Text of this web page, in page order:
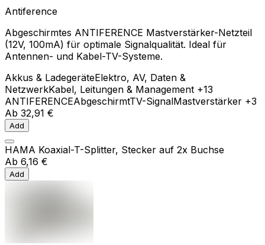
Antiference
Abgeschirmtes ANTIFERENCE Mastverstärker-Netzteil
(12V, 100mA) für optimale Signalqualität. Ideal für
Antennen- und Kabel-TV-Systeme.
Akkus & LadegeräteElektro, AV, Daten &
NetzwerkKabel, Leitungen & Management +13
ANTIFERENCEAbgeschirmtTV-SignalMastverstärker +3
Ab 32,91 €
Add
HAMA Koaxial-T-Splitter, Stecker auf 2x Buchse
Ab 6,16 €
Add